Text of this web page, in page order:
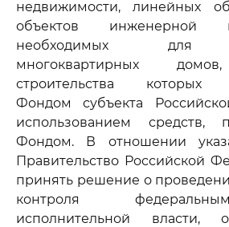
недвижимости, линейных
объектов инженерной
необходимых для
многоквартирных
строительства которых
Фондом субъекта
использованием средств,
Фондом. В отношении
Правительство Российской
принять решение о
контроля
исполнительной власти,